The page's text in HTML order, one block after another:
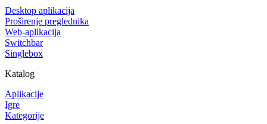
Desktop aplikacija
Proširenje preglednika
Web-aplikacija
Switchbar
Singlebox
Katalog
Aplikacije
Igre
Kategorije